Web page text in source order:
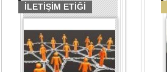
İLETİŞİM ETİĞİ